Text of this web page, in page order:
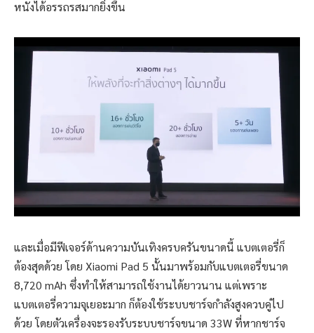
หนังได้อรรถรสมากยิ่งขึ้น
และเมื่อมีฟีเจอร์ด้านความบันเทิงครบครันขนาดนี้ แบตเตอรี่ก็
ต้องสุดด้วย โดย Xiaomi Pad 5 นั้นมาพร้อมกับแบตเตอรี่ขนาด
8,720 mAh ซึ่งทำให้สามารถใช้งานได้ยาวนาน แต่เพราะ
แบตเตอรี่ความจุเยอะมาก ก็ต้องใช้ระบบชาร์จกำลังสูงควบคู่ไป
ด้วย โดยตัวเครื่องจะรองรับระบบชาร์จขนาด 33W ที่หากชาร์จ